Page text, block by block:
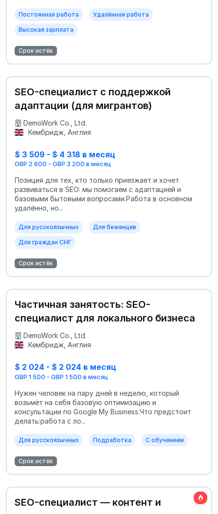
Постоянная работа Удалённая работа
Высокая зарплата
Срок истёк
SEO-специалист с поддержкой
адаптации (для мигрантов)
DemoWork Co., Ltd.
Кембридж, Англия
$ 3 509 - $ 4 318 в месяц
GBP 2 600 - GBP 3 200 в месяц
Позиция для тех, кто только приезжает и хочет
развиваться в SEO: мы помогаем с адаптацией и
базовыми бытовыми вопросами.Работа в основном
удалённо, но...
Для русскоязычных Для беженцев
Для граждан СНГ
Срок истёк
Частичная занятость: SEO-
специалист для локального бизнеса
DemoWork Co., Ltd.
Кембридж, Англия
$ 2 024 - $ 2 024 в месяц
GBP 1 500 - GBP 1 500 в месяц
Нужен человек на пару дней в неделю, который
возьмёт на себя базовую оптимизацию и
консультации по Google My Business.Что предстоит
делать:работа с ло...
Для русскоязычных Подработка С обучением
Срок истёк
SEO-специалист — контент и